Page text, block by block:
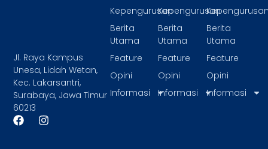
Jl. Raya Kampus
Unesa, Lidah Wetan,
Kec. Lakarsantri,
Surabaya, Jawa Timur
60213
F
a
I
n
Berita
Utama
Feature
Opini
Informasi
Kepengurusan
Berita
Utama
Feature
Opini
Informasi
Kepengurusan
Berita
Utama
Feature
Opini
Informasi